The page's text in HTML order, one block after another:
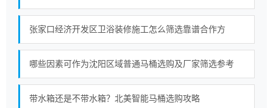
张家口经济开发区卫浴装修施工怎么筛选靠谱合作方
哪些因素可作为沈阳区域普通马桶选购及厂家筛选参考
带水箱还是不带水箱？北美智能马桶选购攻略